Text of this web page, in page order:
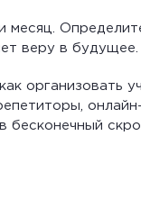
веру в будущее.
организовать